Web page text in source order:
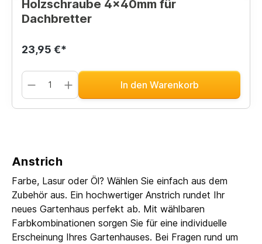
Holzschraube 4x40mm für
Dachbretter
23,95 €*
In den Warenkorb
Anstrich
Farbe, Lasur oder Öl? Wählen Sie einfach aus dem
Zubehör aus. Ein hochwertiger Anstrich rundet Ihr
neues Gartenhaus perfekt ab. Mit wählbaren
Farbkombinationen sorgen Sie für eine individuelle
Erscheinung Ihres Gartenhauses. Bei Fragen rund um